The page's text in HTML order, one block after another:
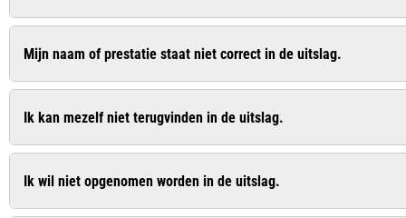
Dit is conform het wedstrijdreglement van de Atletiekunie. Bij
recreanten wel op de netto tijd geklasseerd. In de uitslag
Mijn naam of prestatie staat niet correct in de uitslag.
Geef dit door aan de organisatie. De contactgegevens vindt u
Ik kan mezelf niet terugvinden in de uitslag.
Geef dit door aan de organisatie. De contactgegevens vindt u
Ik wil niet opgenomen worden in de uitslag.